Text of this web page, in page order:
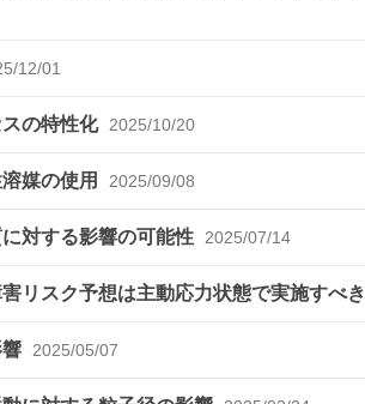
12/01
の特性化 2025/10/20
媒の使用 2025/09/08
対する影響の可能性 2025/07/14
リスク予想は主動応力状態で実施すべき
2025/05/07